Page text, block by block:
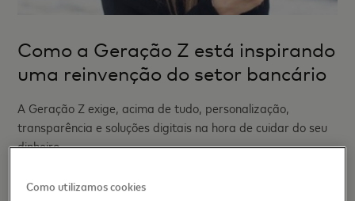
Como a Geração Z está inspirando
uma reinvenção do setor bancário
A Geração Z exige, acima de tudo, personalização,
transparência e soluções digitais na hora de cuidar do seu
dinheiro.
Como utilizamos cookies